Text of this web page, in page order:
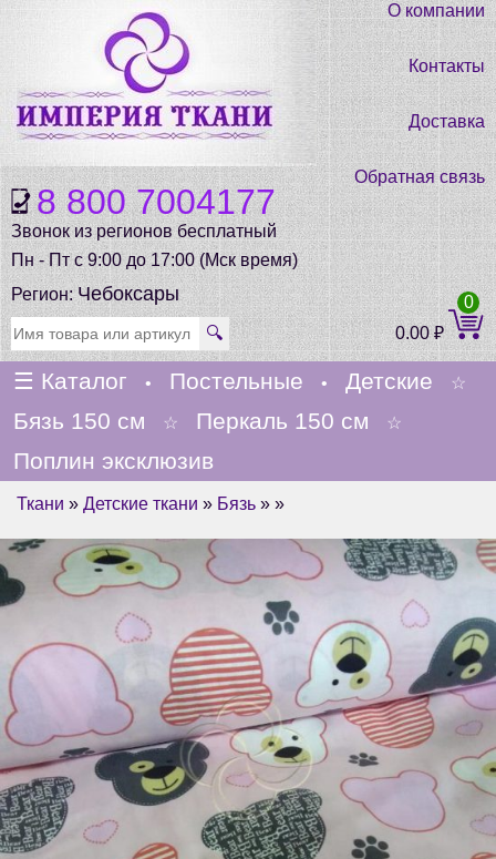
8 800 7004177
Звонок из регионов бесплатный
Пн - Пт с 9:00 до 17:00 (Мск время)
О компании
Контакты
Доставка
Обратная связь
Регион:Чебоксары
🔍 0.00₽
0
☰ Каталог • Постельные • Детские ☆
Бязь 150 см ☆ Перкаль 150 см ☆
Поплин эксклюзив
Ткани » Детские ткани » Бязь » »